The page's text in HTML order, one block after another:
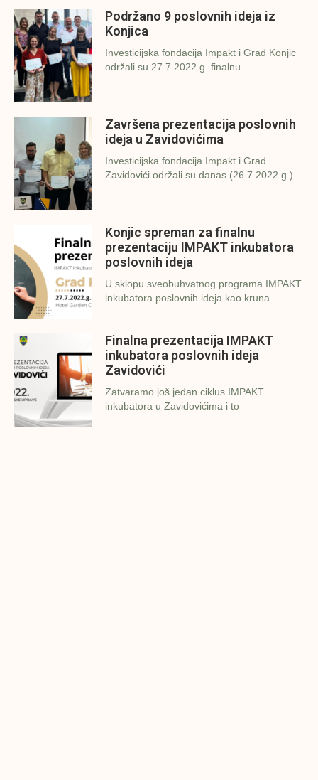
Podržano 9 poslovnih ideja iz
Konjica
Investicijska fondacija Impakt i Grad Konjic
održali su 27.7.2022.g. finalnu
Završena prezentacija poslovnih
ideja u Zavidovićima
Investicijska fondacija Impakt i Grad
Zavidovići održali su danas (26.7.2022.g.)
Konjic spreman za finalnu
prezentaciju IMPAKT inkubatora
poslovnih ideja
U sklopu sveobuhvatnog programa IMPAKT
inkubatora poslovnih ideja kao kruna
Finalna prezentacija IMPAKT
inkubatora poslovnih ideja
Zavidovići
Zatvaramo još jedan ciklus IMPAKT
inkubatora u Zavidovićima i to